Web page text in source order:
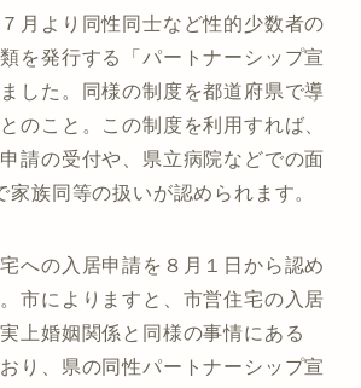
月より同性同士など性的少数者の
を発行する「パートナーシップ宣
した。同様の制度を都道府県で導
のこと。この制度を利用すれば、
請の受付や、県立病院などでの面
家族同等の扱いが認められます。
への入居申請を８月１日から認め
市によりますと、市営住宅の入居
上婚姻関係と同様の事情にある
り、県の同性パートナーシップ宣